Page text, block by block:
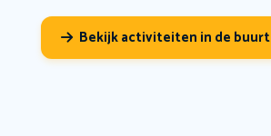
Bekijk activiteiten in de buurt